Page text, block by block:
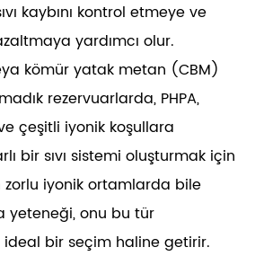
kaybını kontrol etmeye ve
yardımcı olur.
kömür yatak metan (CBM)
rezervuarlarda, PHPA,
çeşitli iyonik koşullara
bir sıvı sistemi oluşturmak için
zorlu iyonik ortamlarda bile
yeteneği, onu bu tür
bir seçim haline getirir.